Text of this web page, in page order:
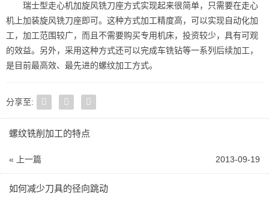
瑞士型走心机加旋风铣刀座方式实现起来很简单，只需要在走心
机上加装旋风铣刀座即可。这种方式加工精度高，可以实现自动化加
工，加工范围较广，而且不需要购买专用机床，投资较少，具有可观
的效益。另外，采用这种方式还可以完成车铣钻等一系列后续加工，
是目前最高效、最先进的螺纹加工方式。
分享至:
螺纹铣削加工的特点
« 上一篇 2013-09-19
如何减少刀具的径向跳动